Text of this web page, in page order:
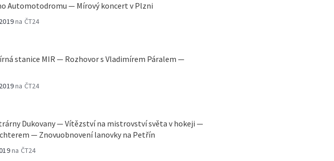
Automotodromu — Mírový koncert v Plzni
na ČT24
stanice MIR — Rozhovor s Vladimírem Páralem —
na ČT24
Dukovany — Vítězství na mistrovství světa v hokeji —
— Znovuobnovení lanovky na Petřín
na ČT24